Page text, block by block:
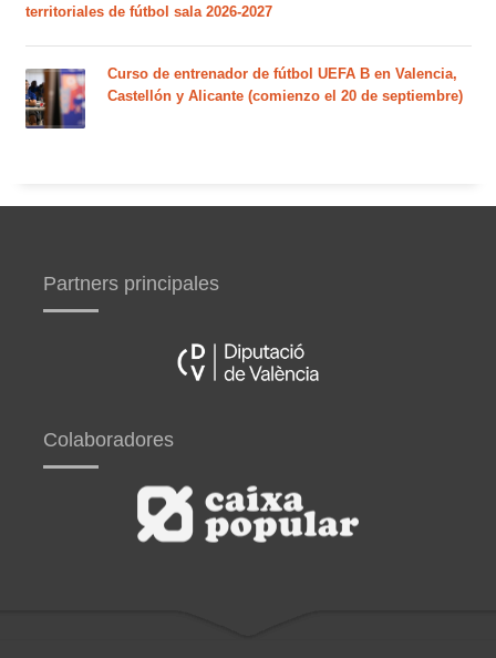
territoriales de fútbol sala 2026-2027
Curso de entrenador de fútbol UEFA B en Valencia,
Castellón y Alicante (comienzo el 20 de septiembre)
Partners principales
Colaboradores